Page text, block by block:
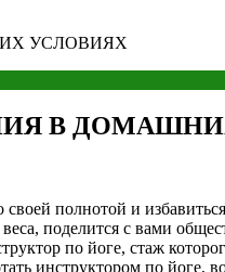
УСЛОВИЯХ
В
полнотой и
поделится с вами
по йоге, стаж
инструктором по